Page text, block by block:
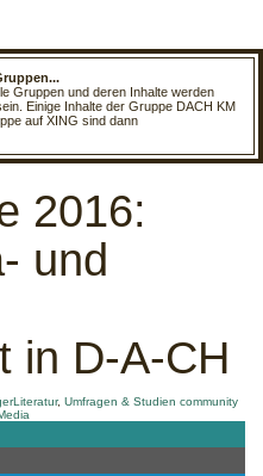
Gruppen und deren Inhalte werden
Einige Inhalte der Gruppe DACH KM
auf XING sind dann
2016:
und
in D-A-CH
Literatur, Umfragen & Studien community